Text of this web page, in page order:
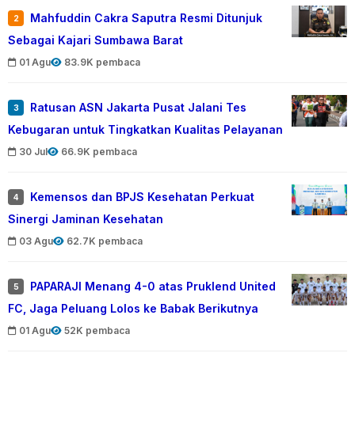
2
Mahfuddin Cakra Saputra Resmi Ditunjuk
Sebagai Kajari Sumbawa Barat
01 Agu 83.9K pembaca
3
Ratusan ASN Jakarta Pusat Jalani Tes
Kebugaran untuk Tingkatkan Kualitas Pelayanan
30 Jul 66.9K pembaca
4
Kemensos dan BPJS Kesehatan Perkuat
Sinergi Jaminan Kesehatan
03 Agu 62.7K pembaca
5
PAPARAJI Menang 4-0 atas Pruklend United
FC, Jaga Peluang Lolos ke Babak Berikutnya
01 Agu 52K pembaca